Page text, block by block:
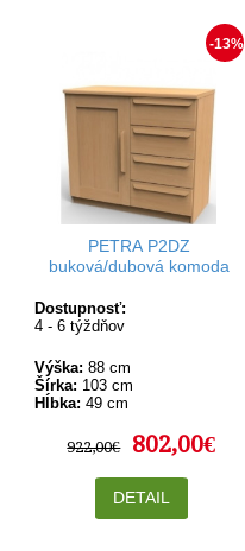
-13%
PETRA P2DZ
buková/dubová komoda
Dostupnosť:
4 - 6 týždňov
Výška: 88 cm
Šírka: 103 cm
Hĺbka: 49 cm
922,00€ 802,00€
DETAIL